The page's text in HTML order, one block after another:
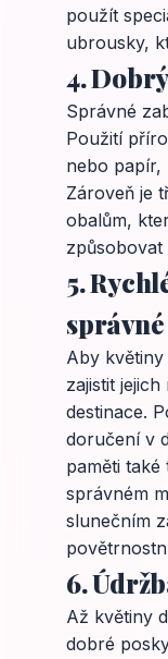
použít
ubrousky,
4.
Správné
Použití
nebo papír,
Zároveň je
obalům,
způsobovat
5.
Aby květiny
zajistit
destinace.
doručení v
paměti
správném
slunečním
6.
Až květiny
dobré